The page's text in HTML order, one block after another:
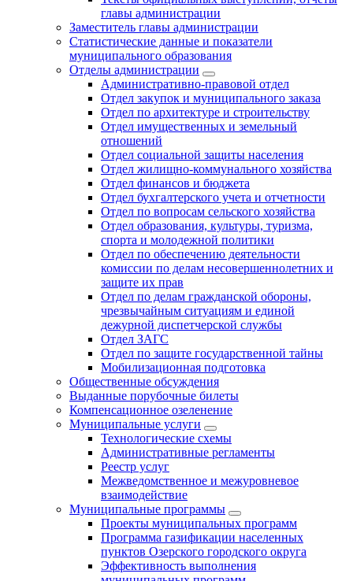
главы администрации
Заместитель главы администрации
Статистические данные и показатели
муниципального образования
Отделы администрации
Административно-правовой отдел
Отдел закупок и муниципального заказа
Отдел по архитектуре и строительству
Отдел имущественных и земельный
отношений
Отдел социальной защиты населения
Отдел жилищно-коммунального хозяйства
Отдел финансов и бюджета
Отдел бухгалтерского учета и отчетности
Отдел по вопросам сельского хозяйства
Отдел образования, культуры, туризма,
спорта и молодежной политики
Отдел по обеспечению деятельности
комиссии по делам несовершеннолетних и
защите их прав
Отдел по делам гражданской обороны,
чрезвычайным ситуациям и единой
дежурной диспетчерской службы
Отдел ЗАГС
Отдел по защите государственной тайны
Мобилизационная подготовка
Общественные обсуждения
Выданные порубочные билеты
Компенсационное озеленение
Муниципальные услуги
Технологические схемы
Административные регламенты
Реестр услуг
Межведомственное и межуровневое
взаимодействие
Муниципальные программы
Проекты муниципальных программ
Программа газификации населенных
пунктов Озерского городского округа
Эффективность выполнения